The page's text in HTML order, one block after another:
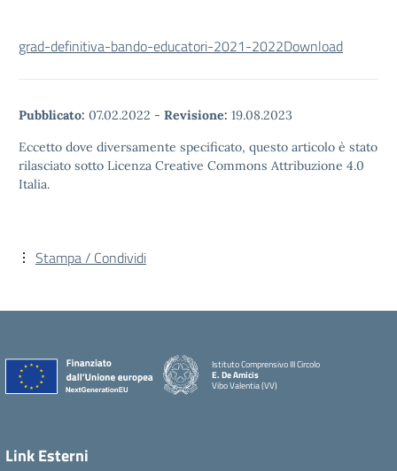
grad-definitiva-bando-educatori-2021-2022Download
Pubblicato: 07.02.2022 - Revisione: 19.08.2023
Eccetto dove diversamente specificato, questo articolo è stato
rilasciato sotto Licenza Creative Commons Attribuzione 4.0
Italia.
Stampa / Condividi
Istituto Comprensivo III Circolo
E. De Amicis
Vibo Valentia (VV)
Link Esterni